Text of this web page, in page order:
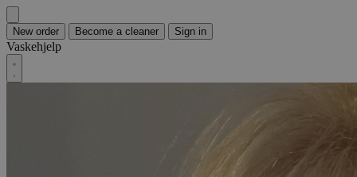
New order Become a cleaner Sign in
Vaskehjelp